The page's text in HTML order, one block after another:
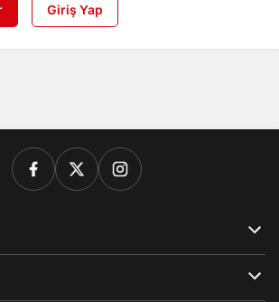
Giriş Yap